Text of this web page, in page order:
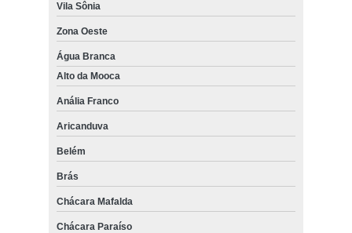
Vila Sônia
Zona Oeste
Água Branca
Alto da Mooca
Anália Franco
Aricanduva
Belém
Brás
Chácara Mafalda
Chácara Paraíso